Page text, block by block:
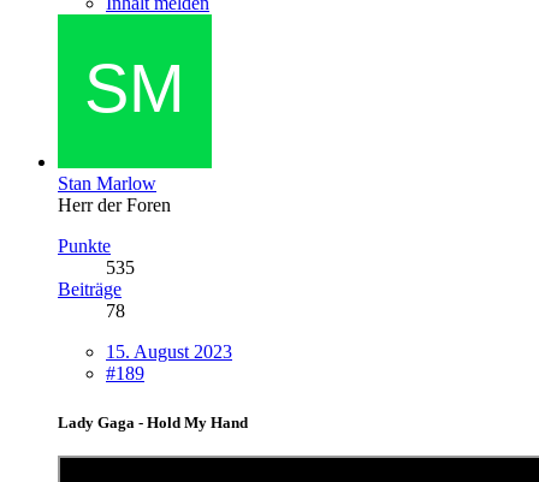
Stan Marlow
Herr der Foren
Punkte
535
Beiträge
78
15. August 2023
#189
Lady Gaga - Hold My Hand